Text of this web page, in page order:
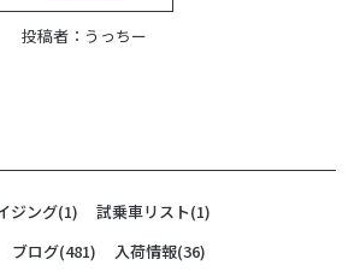
投稿者： うっちー
ジング(1) 試乗車リスト(1)
ブログ(481) 入荷情報(36)